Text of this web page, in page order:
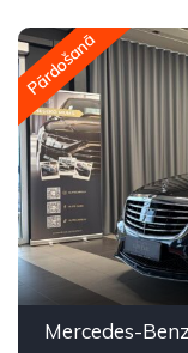
Pārdošanā
Mercedes-